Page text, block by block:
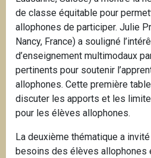
de classe équitable pour
allophones de participer. Julie
Nancy, France) a souligné
d’enseignement multimodaux
pertinents pour soutenir
allophones. Cette première
discuter les apports et les
pour les élèves allophones.
La deuxième thématique a
besoins des élèves allophones